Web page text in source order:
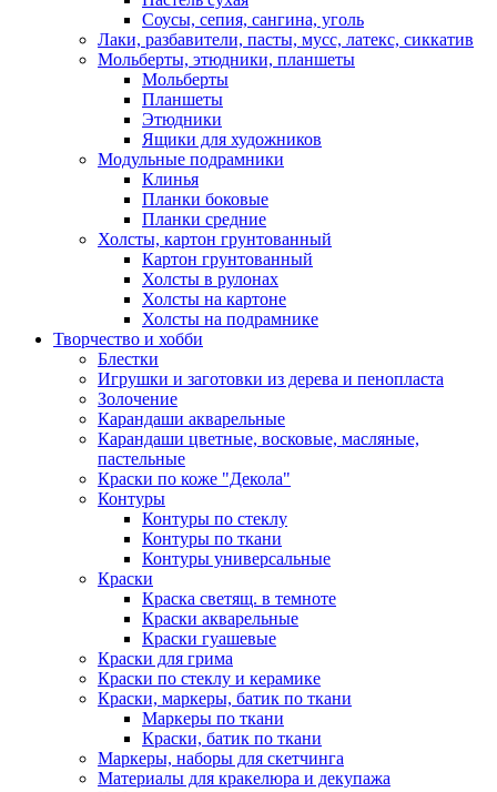
Соусы, сепия, сангина, уголь
Лаки, разбавители, пасты, мусс, латекс, сиккатив
Мольберты, этюдники, планшеты
Мольберты
Планшеты
Этюдники
Ящики для художников
Модульные подрамники
Клинья
Планки боковые
Планки средние
Холсты, картон грунтованный
Картон грунтованный
Холсты в рулонах
Холсты на картоне
Холсты на подрамнике
Творчество и хобби
Блестки
Игрушки и заготовки из дерева и пенопласта
Золочение
Карандаши акварельные
Карандаши цветные, восковые, масляные,
пастельные
Краски по коже "Декола"
Контуры
Контуры по стеклу
Контуры по ткани
Контуры универсальные
Краски
Краска светящ. в темноте
Краски акварельные
Краски гуашевые
Краски для грима
Краски по стеклу и керамике
Краски, маркеры, батик по ткани
Маркеры по ткани
Краски, батик по ткани
Маркеры, наборы для скетчинга
Материалы для кракелюра и декупажа